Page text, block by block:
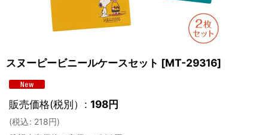
スヌーピービニールケースセット [MT-29316]
販売価格(税別） : 198円
(税込: 218円)